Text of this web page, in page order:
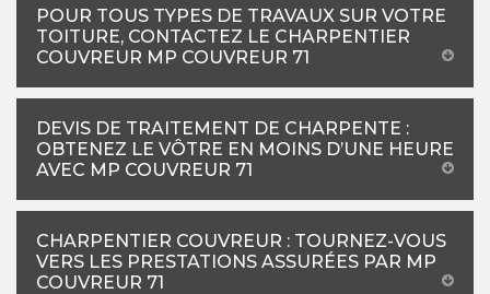
POUR TOUS TYPES DE TRAVAUX SUR VOTRE
TOITURE, CONTACTEZ LE CHARPENTIER
COUVREUR MP COUVREUR 71
DEVIS DE TRAITEMENT DE CHARPENTE :
OBTENEZ LE VÔTRE EN MOINS D’UNE HEURE
AVEC MP COUVREUR 71
CHARPENTIER COUVREUR : TOURNEZ-VOUS
VERS LES PRESTATIONS ASSURÉES PAR MP
COUVREUR 71